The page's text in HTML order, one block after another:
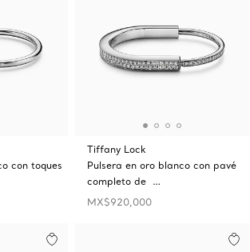
con toques
Tiffany Lock
Pulsera en oro blanco con pavé
completo de …
MX$920,000